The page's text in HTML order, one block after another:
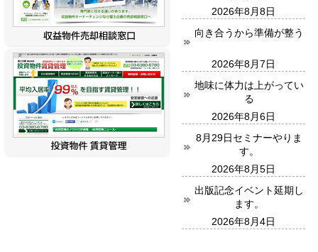
2026年8月8日
向き合うから準備が整う
2026年8月7日
地味に体力は上がってい
る
2026年8月6日
8月29日セミナーやりま
す。
2026年8月5日
出版記念イベント延期し
ます。
2026年8月4日